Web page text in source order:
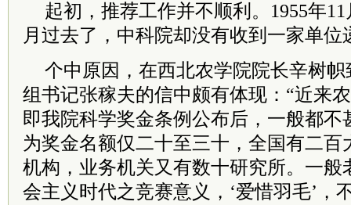
起初，推荐工作并不顺利。1955年
月过去了，中科院却没有收到一家单位
个中原因，在西北农学院院长辛树
组书记张稼夫的信中颇有体现：“近来
即我院科学奖金条例公布后，一般都不
为奖金名额仅二十至三十，全国有二百
机构，业务机关又有数十研究所。一般
会主义时代之竞赛意义，‘爱惜羽毛’，